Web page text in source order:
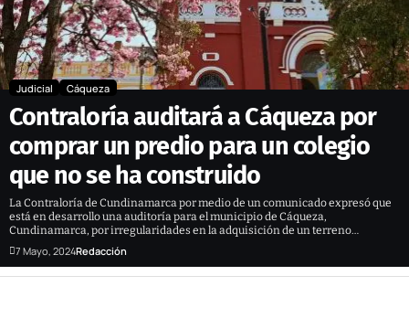
Judicial Cáqueza
Contraloría auditará a Cáqueza por
comprar un predio para un colegio
que no se ha construido
La Contraloría de Cundinamarca por medio de un comunicado expresó que
está en desarrollo una auditoría para el municipio de Cáqueza,
Cundinamarca, por irregularidades en la adquisición de un terreno…
7 Mayo, 2024Redacción